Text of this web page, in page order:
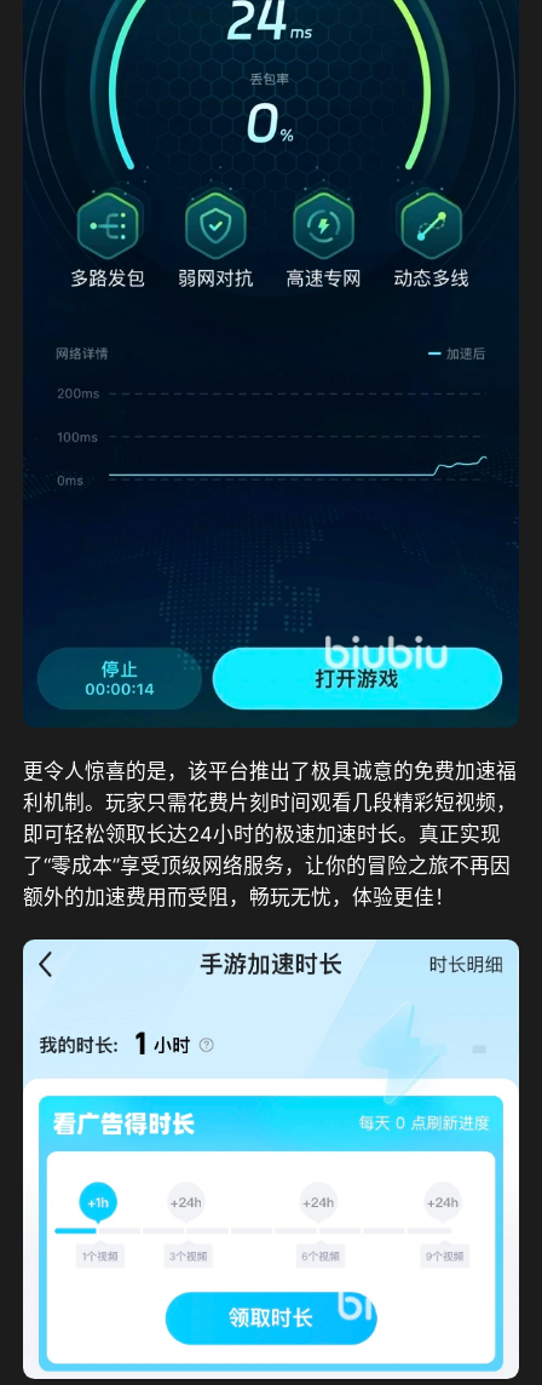
更令人惊喜的是，该平台推出了极具诚意的免费加速福
利机制。玩家只需花费片刻时间观看几段精彩短视频，
即可轻松领取长达24小时的极速加速时长。真正实现
了“零成本”享受顶级网络服务，让你的冒险之旅不再因
额外的加速费用而受阻，畅玩无忧，体验更佳！